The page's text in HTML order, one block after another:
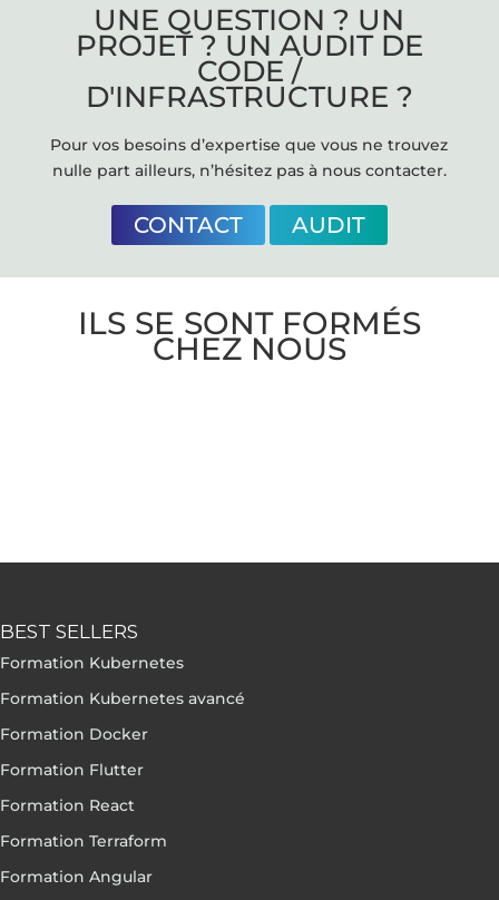
UNE QUESTION ? UN
PROJET ? UN AUDIT DE
CODE /
D'INFRASTRUCTURE ?
Pour vos besoins d’expertise que vous ne trouvez
nulle part ailleurs, n’hésitez pas à nous contacter.
CONTACT AUDIT
ILS SE SONT FORMÉS
CHEZ NOUS
BEST SELLERS
Formation Kubernetes
Formation Kubernetes avancé
Formation Docker
Formation Flutter
Formation React
Formation Terraform
Formation Angular